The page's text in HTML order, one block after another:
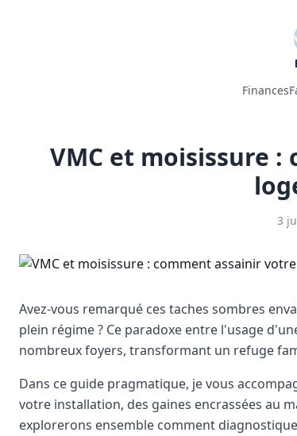
Finances
VMC et moisissure
3
Avez-vous remarqué ces taches sombres
plein régime ? Ce paradoxe entre l'usage
nombreux foyers, transformant un refuge
Dans ce guide pragmatique, je vous
votre installation, des gaines encrassées au
explorerons ensemble comment